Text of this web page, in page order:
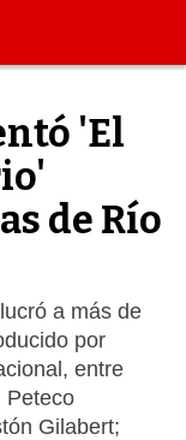
'El
de Río
a más de
por
entre
Peteco
Gilabert;